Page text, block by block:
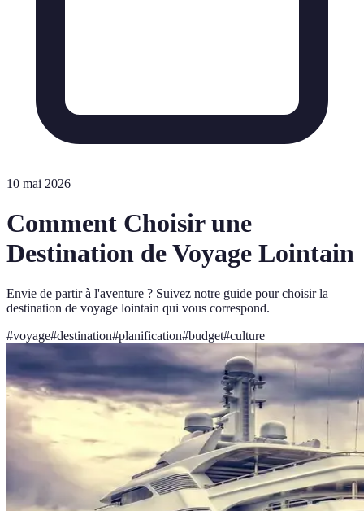
10 mai 2026
Comment Choisir une
Destination de Voyage Lointain
Envie de partir à l'aventure ? Suivez notre guide pour choisir la
destination de voyage lointain qui vous correspond.
#voyage#destination#planification#budget#culture